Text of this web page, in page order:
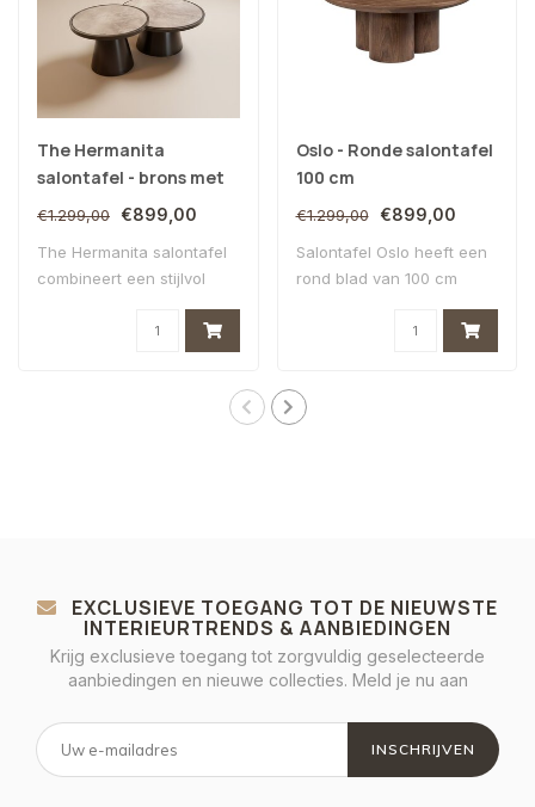
The Hermanita
salontafel - brons met
wit glasmarmer
€1.299,00 €899,00
The Hermanita salontafel
combineert een stijlvol
Oslo - Ronde salontafel
100 cm
€1.299,00 €899,00
Salontafel Oslo heeft een
rond blad van 100 cm
EXCLUSIEVE TOEGANG TOT DE NIEUWSTE
INTERIEURTRENDS & AANBIEDINGEN
Krijg exclusieve toegang tot zorgvuldig geselecteerde
aanbiedingen en nieuwe collecties. Meld je nu aan
INSCHRIJVEN